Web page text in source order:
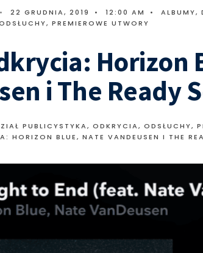
• 22 GRUDNIA, 2019 • 12:00 AM • ALBUMY,
, PREMIEROWE UTWORY
Horizon
i The Ready
PUBLICYSTYKA, ODKRYCIA, ODSŁUCHY,
HORIZON BLUE, NATE VANDEUSEN I THE